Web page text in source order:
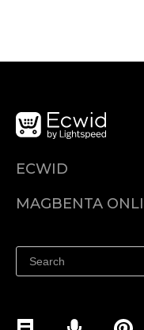
ECWID
Help center
MAGBENTA
Ibenta sa Facebook